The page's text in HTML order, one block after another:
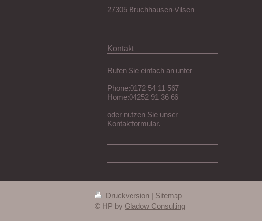
27305 Bruchhausen-Vilsen
Kontakt
Rufen Sie einfach an unter
Phone:0172 54 11 567
Home:04252 91 36 66
oder nutzen Sie unser
Kontaktformular.
Druckversion | Sitemap
© HP by Gladow Consulting